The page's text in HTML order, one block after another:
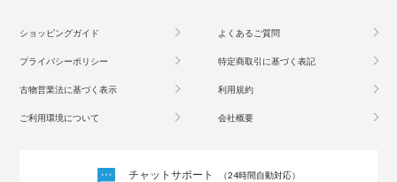
ショッピングガイド よくあるご質問
プライバシーポリシー 特定商取引に基づく表記
古物営業法に基づく表示 利用規約
ご利用環境について 会社概要
チャットサポート （24時間自動対応）